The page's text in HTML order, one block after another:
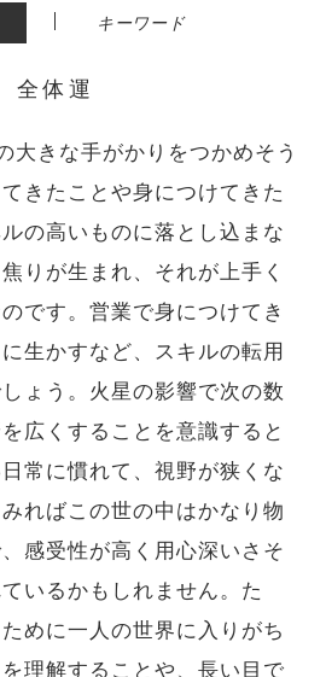
| キーワード
全体運
大きな手がかりをつかめそう
きたことや身につけてきた
の高いものに落とし込まな
りが生まれ、それが上手く
です。営業で身につけてき
生かすなど、スキルの転用
ょう。火星の影響で次の数
広くすることを意識すると
常に慣れて、視野が狭くな
ればこの世の中はかなり物
感受性が高く用心深いさそ
いるかもしれません。た
めに一人の世界に入りがち
理解することや、長い目で